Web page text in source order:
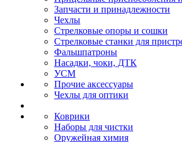
Запчасти и принадлежности
Чехлы
Стрелковые опоры и сошки
Стрелковые станки для
Фальшпатроны
Насадки, чоки, ДТК
УСМ
Прочие аксессуары
Чехлы для оптики
Коврики
Наборы для чистки
Оружейная химия